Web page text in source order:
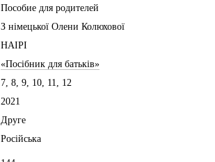
Пособие для родителей
З німецької Олени Колюхової
НАІРІ
«Посібник для батьків»
7, 8, 9, 10, 11, 12
2021
Друге
Російська